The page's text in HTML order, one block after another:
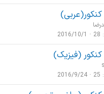
کنکور(عربی)
28
2016/10/1
کنکور (فیزیک)
25
2016/9/24